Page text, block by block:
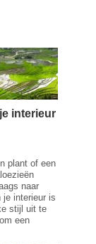
interieur
plant of een
naar
je interieur is
stijl uit te
een